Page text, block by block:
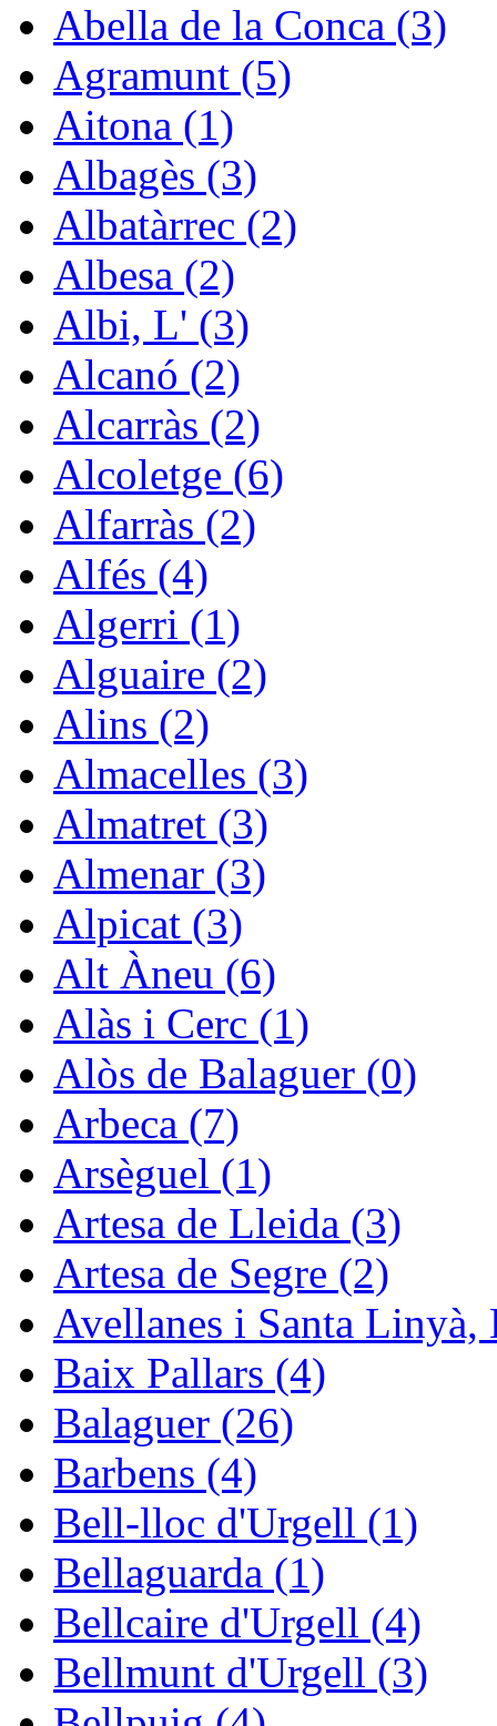
Abella de la Conca (3)
Agramunt (5)
Aitona (1)
Albagès (3)
Albatàrrec (2)
Albesa (2)
Albi, L' (3)
Alcanó (2)
Alcarràs (2)
Alcoletge (6)
Alfarràs (2)
Alfés (4)
Algerri (1)
Alguaire (2)
Alins (2)
Almacelles (3)
Almatret (3)
Almenar (3)
Alpicat (3)
Alt Àneu (6)
Alàs i Cerc (1)
Alòs de Balaguer (0)
Arbeca (7)
Arsèguel (1)
Artesa de Lleida (3)
Artesa de Segre (2)
Avellanes i Santa Linyà,
Baix Pallars (4)
Balaguer (26)
Barbens (4)
Bell-lloc d'Urgell (1)
Bellaguarda (1)
Bellcaire d'Urgell (4)
Bellmunt d'Urgell (3)